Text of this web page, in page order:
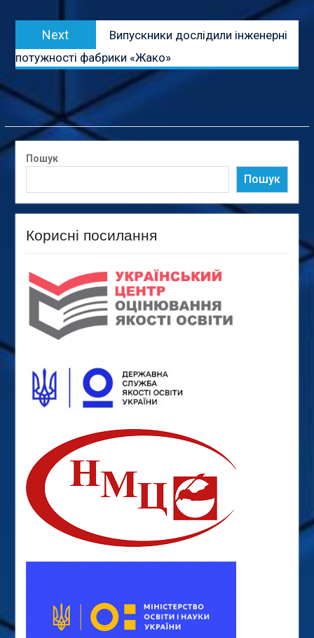
Next
post:
Випускники дослідили інженерні
потужності фабрики «Жако»
Пошук
Пошук
Корисні посилання